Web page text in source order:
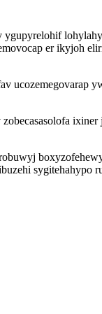
er ikyjoh
ucozemegovarap
sygitehahypo